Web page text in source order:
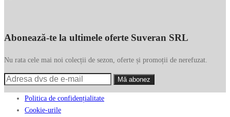
Abonează-te la ultimele oferte Suveran SRL
Nu rata cele mai noi colecții de sezon, oferte și promoții de nerefuzat.
Politica de confidențialitate
Cookie-urile